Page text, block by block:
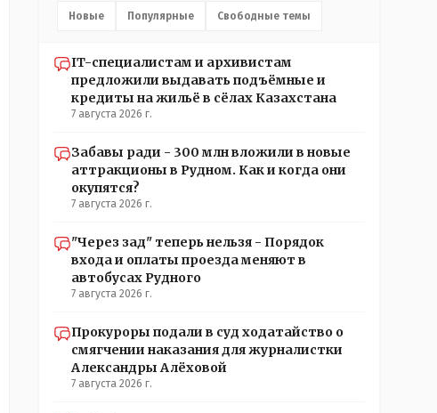
управленческого персонала. И Также в каждой
группе установлены кондиционеры, питьевой и
контроль, учитывая погодные условия в это лето.
Мы решили. что это - противоречие. Вы считаете
иначе?
Новые Популярные Свободные темы
IT-специалистам и архивистам
предложили выдавать подъёмные и
кредиты на жильё в сёлах Казахстана
7 августа 2026 г.
Забавы ради - 300 млн вложили в новые
аттракционы в Рудном. Как и когда они
окупятся?
7 августа 2026 г.
"Через зад" теперь нельзя - Порядок
входа и оплаты проезда меняют в
автобусах Рудного
7 августа 2026 г.
Прокуроры подали в суд ходатайство о
смягчении наказания для журналистки
Александры Алёховой
7 августа 2026 г.